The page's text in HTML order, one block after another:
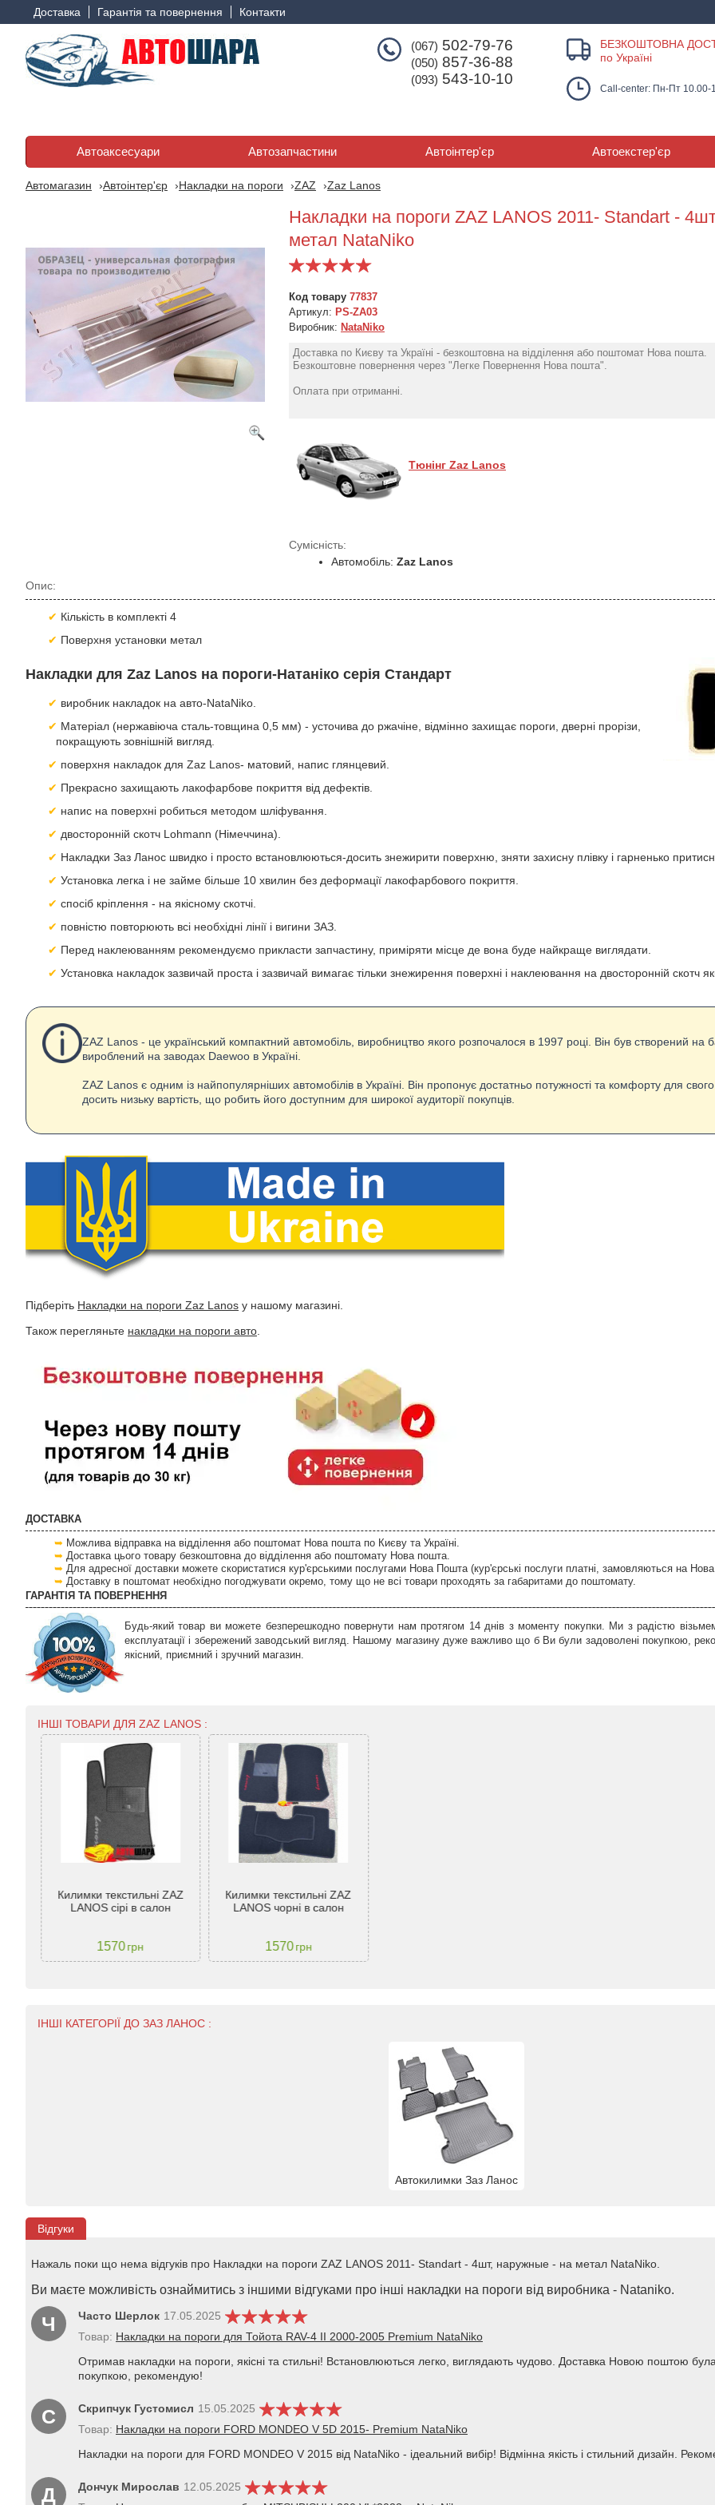
Доставка Гарантія та повернення Контакти
(067) 502-79-76
(050) 857-36-88
(093) 543-10-10
БЕЗКОШТОВНА
по Україні
Call-center: Пн-Пт 10.00-
Автоаксесуари Автозапчастини Автоінтер'єр Автоекстер'єр
Автомагазин Автоінтер'єр Накладки на пороги ZAZ Zaz Lanos
Накладки на пороги ZAZ LANOS 2011- Standart -
метал NataNiko
Код товару 77837
Артикул: PS-ZA03
Виробник: NataNiko
Доставка по Києву та Україні - безкоштовна на відділення або поштомат Нова пошта.
Безкоштовне повернення через "Легке Повернення Нова пошта".
Оплата при отриманні.
Тюнінг Zaz Lanos
Сумісність:
Автомобіль: Zaz Lanos
Опис:
Кількість в комплекті 4
Поверхня установки метал
Накладки для Zaz Lanos на пороги-Натаніко серія Стандарт
виробник накладок на авто-NataNiko.
Матеріал (нержавіюча сталь-товщина 0,5 мм) - усточива до ржачіне, відмінно захищає пороги, дверні прорізи,
покращують зовнішній вигляд.
поверхня накладок для Zaz Lanos- матовий, напис глянцевий.
Прекрасно захищають лакофарбове покриття від дефектів.
напис на поверхні робиться методом шліфування.
двосторонній скотч Lohmann (Німеччина).
Накладки Заз Ланос швидко і просто встановлюються-досить знежирити поверхню, зняти захисну плівку і гарненько
Установка легка і не займе більше 10 хвилин без деформації лакофарбового покриття.
спосіб кріплення - на якісному скотчі.
повністю повторюють всі необхідні лінії і вигини ЗАЗ.
Перед наклеюванням рекомендуємо прикласти запчастину, приміряти місце де вона буде найкраще виглядати.
Установка накладок зазвичай проста і зазвичай вимагає тільки знежирення поверхні і наклеювання на двосторонній скотч
ZAZ Lanos - це український компактний автомобіль, виробництво якого розпочалося в 1997 році. Він був створений на
вироблений на заводах Daewoo в Україні.
ZAZ Lanos є одним із найпопулярніших автомобілів в Україні. Він пропонує достатньо потужності та комфорту для
досить низьку вартість, що робить його доступним для широкої аудиторії покупців.
Підберіть Накладки на пороги Zaz Lanos у нашому магазині.
Також перегляньте накладки на пороги авто
ДОСТАВКА
Можлива відправка на відділення або поштомат Нова пошта по Києву та Україні.
Доставка цього товару безкоштовна до відділення або поштомату Нова пошта.
Для адресної доставки можете скористатися кур'єрськими послугами Нова Пошта (кур'єрські послуги платні, замовляються на
Доставку в поштомат необхідно погоджувати окремо, тому що не всі товари проходять за габаритами до поштомату.
ГАРАНТІЯ ТА ПОВЕРНЕННЯ
Будь-який товар ви можете безперешкодно повернути нам протягом 14 днів з моменту покупки. Ми з радістю
експлуатації і збережений заводський вигляд. Нашому магазину дуже важливо що б Ви були задоволені покупкою,
якісний, приємний і зручний магазин.
ІНШІ ТОВАРИ ДЛЯ ZAZ LANOS :
Килимки текстильні ZAZ
LANOS сірі в салон
1570грн
Килимки текстильні ZAZ
LANOS чорні в салон
1570грн
ІНШІ КАТЕГОРІЇ ДО ЗАЗ ЛАНОС :
Автокилимки Заз Ланос
Відгуки
Нажаль поки що нема відгуків про Накладки на пороги ZAZ LANOS 2011- Standart - 4шт, наружные - на метал NataNiko.
Ви маєте можливість ознаймитись з іншими відгуками про інші накладки на пороги від виробника - Nataniko.
Ч Часто Шерлок 17.05.2025
Товар: Накладки на пороги для Тойота RAV-4 II 2000-2005 Premium NataNiko
Отримав накладки на пороги, якісні та стильні! Встановлюються легко, виглядають чудово. Доставка Новою поштою
покупкою, рекомендую!
С Скрипчук Густомисл 15.05.2025
Товар: Накладки на пороги FORD MONDEO V 5D 2015- Premium NataNiko
Накладки на пороги для FORD MONDEO V 2015 від NataNiko - ідеальний вибір! Відмінна якість і стильний дизайн.
Д Дончук Мирослав 12.05.2025